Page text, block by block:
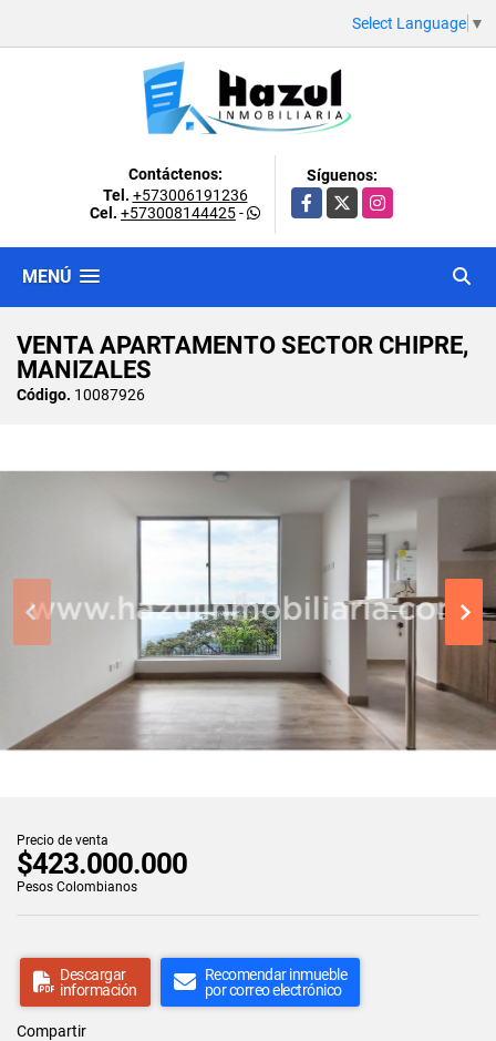
Select Language ▼
Contáctenos:
Tel. +573006191236
Cel. +573008144425-
Síguenos:
Facebook
X Instagram
MENÚ
VENTA APARTAMENTO SECTOR CHIPRE,
MANIZALES
Código. 10087926
Precio de venta
$423.000.000
Pesos Colombianos
Descargar
información
Recomendar inmueble
por correo electrónico
Compartir